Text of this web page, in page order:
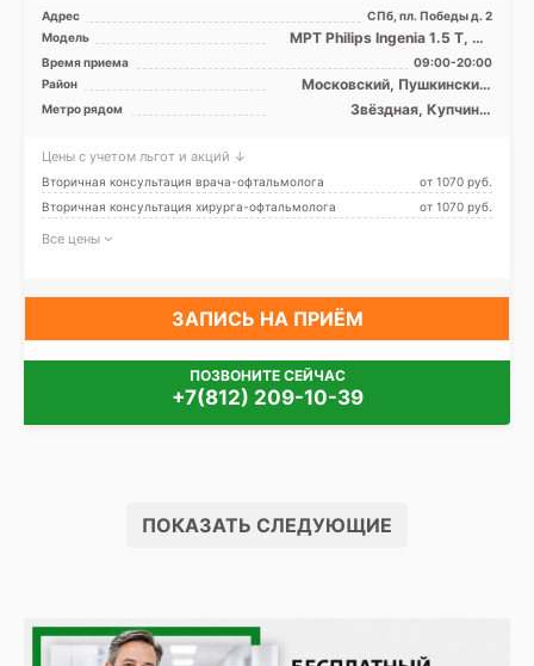
Адрес
СПб, пл. Победы д. 2
Модель
МРТ Philips Ingenia 1.5 Т, КТ
TOSHIBA Aquilion One 640
срезов, УЗИ
Время приема
09:00-20:00
Район
Московский, Пушкинский,
Фрунзенский, Лен. область
Метро рядом
Звёздная, Купчино,
Цены с учетом льгот и акций ↓
Вторичная консультация врача-офтальмолога
от 1070 pуб.
Вторичная консультация хирурга-офтальмолога
от 1070 pуб.
Все цены
ЗАПИСЬ НА ПРИЁМ
ПОЗВОНИТЕ СЕЙЧАС
+7(812) 209-10-39
ПОКАЗАТЬ СЛЕДУЮЩИЕ